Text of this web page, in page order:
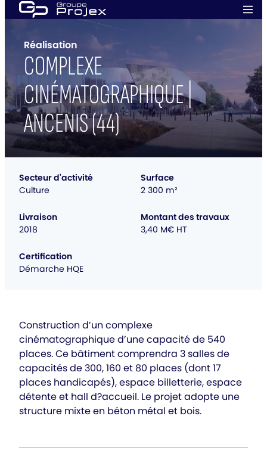
Aller
au
Projex
Réalisation
COMPLEXE
CINÉMATOGRAPHIQUE |
ANCENIS (44)
Secteur d'activité
Culture
Surface
2 300 m²
Livraison
2018
Montant des travaux
3,40 M€ HT
Certification
Démarche HQE
Construction d’un complexe
cinématographique d’une capacité de 540
places. Ce bâtiment comprendra 3 salles de
capacités de 300, 160 et 80 places (dont 17
places handicapés), espace billetterie, espace
détente et hall d?accueil. Le projet adopte une
structure mixte en béton métal et bois.